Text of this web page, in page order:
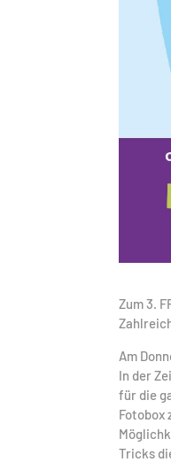
Zum 3.
Am
In der
für die
Fotobox
Tricks